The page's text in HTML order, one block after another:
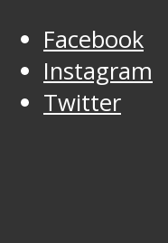
Facebook
Instagram
Twitter